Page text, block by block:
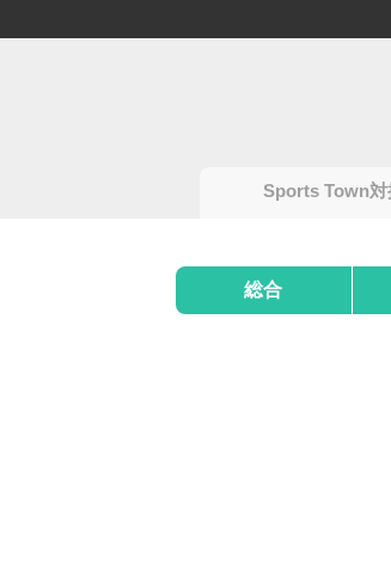
Sports Town対
総合